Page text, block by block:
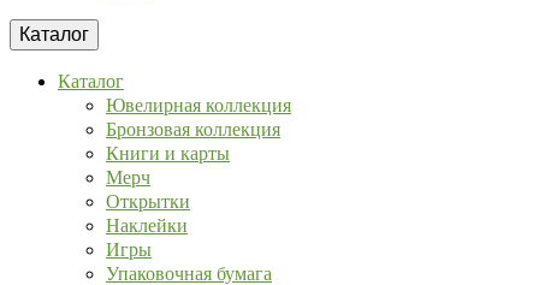
Каталог
Каталог
Ювелирная коллекция
Бронзовая коллекция
Книги и карты
Мерч
Открытки
Наклейки
Игры
Упаковочная бумага